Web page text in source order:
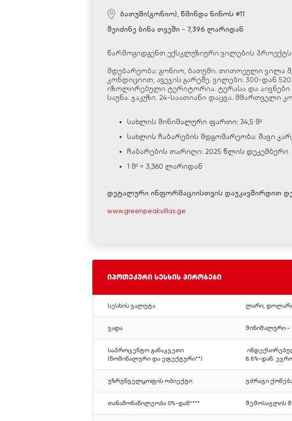
ბათუმი(გონიო), წმინდა ნინოს #11
შეიძინე ბინა თვეში - 7,396 ლარიდან
წარმოგიდგენთ ექსკლუზიური ვილების
მდებარეობა: გონიო, ბათუმი. თითოეული ვილა
კონდიციით, ავეჯის გარეშე. ვილები: 300-დან
იზოლირებული ტერიტორია. ტერასა და აივნები
საუნა. ჯაკუზი. 24-საათიანი დაცვა. მმართველი
სახლის მინიმალური ფართი: 34,5 მ²
სახლის ჩაბარების მდგომარეობა: შავი
ჩაბარების თარიღი: 2025 წლის დეკემბერი
1 მ² = 3,360 ლარიდან
დეტალური ინფორმაციისთვის დაუკავშირდით
www.greenpeakvillas.ge
იპოთეკური სესხის პირობები
სესხის ვალუტა ლარი,
ვადა მინიმალური -
საპროცენტო განაკვეთი
(ნომინალური და ეფექტური**)
8.8%-დან;
უზრუნველყოფის ობიექტი უძრავი
თანამონაწილეობა 0%-დან**** შემოსავლის